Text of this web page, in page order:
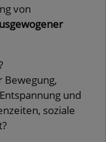
von
Bewegung,
und
soziale